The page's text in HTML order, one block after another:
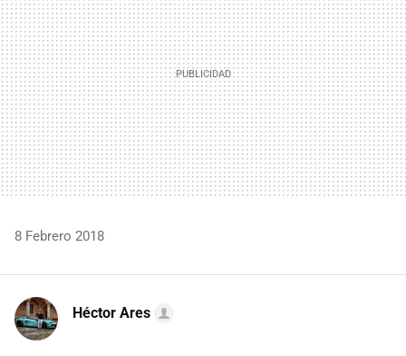
8 Febrero 2018
Héctor Ares